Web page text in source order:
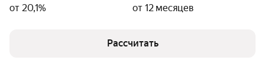
от 20,1%
от 12 месяцев
Рассчитать